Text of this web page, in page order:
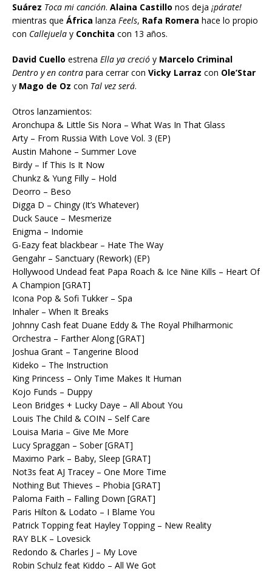
Suárez Toca mi canción. Alaina Castillo nos deja ¡párate!
mientras que África lanza Feels, Rafa Romera hace lo propio
con Callejuela y Conchita con 13 años.
David Cuello estrena Ella ya creció y Marcelo Criminal
Dentro y en contra para cerrar con Vicky Larraz con Ole’Star
y Mago de Oz con Tal vez será.
Otros lanzamientos:
Aronchupa & Little Sis Nora – What Was In That Glass
Arty – From Russia With Love Vol. 3 (EP)
Austin Mahone – Summer Love
Birdy – If This Is It Now
Chunkz & Yung Filly – Hold
Deorro – Beso
Digga D – Chingy (It’s Whatever)
Duck Sauce – Mesmerize
Enigma – Indomie
G-Eazy feat blackbear – Hate The Way
Gengahr – Sanctuary (Rework) (EP)
Hollywood Undead feat Papa Roach & Ice Nine Kills – Heart Of
A Champion [GRAT]
Icona Pop & Sofi Tukker – Spa
Inhaler – When It Breaks
Johnny Cash feat Duane Eddy & The Royal Philharmonic
Orchestra – Farther Along [GRAT]
Joshua Grant – Tangerine Blood
Kideko – The Instruction
King Princess – Only Time Makes It Human
Kojo Funds – Duppy
Leon Bridges + Lucky Daye – All About You
Louis The Child & COIN – Self Care
Louisa Maria – Give Me More
Lucy Spraggan – Sober [GRAT]
Maximo Park – Baby, Sleep [GRAT]
Not3s feat AJ Tracey – One More Time
Nothing But Thieves – Phobia [GRAT]
Paloma Faith – Falling Down [GRAT]
Paris Hilton & Lodato – I Blame You
Patrick Topping feat Hayley Topping – New Reality
RAY BLK – Lovesick
Redondo & Charles J – My Love
Robin Schulz feat Kiddo – All We Got